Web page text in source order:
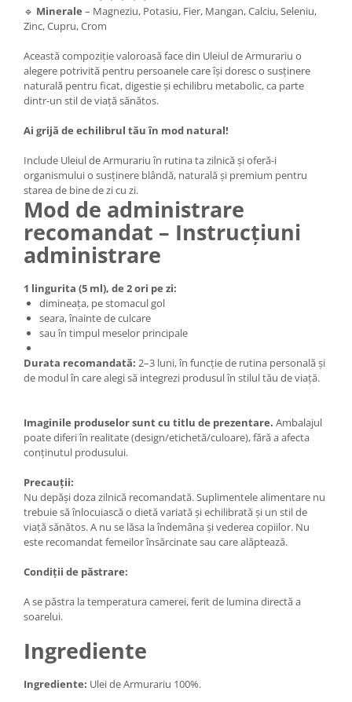
🔹 Minerale – Magneziu, Potasiu, Fier, Mangan, Calciu, Seleniu,
Zinc, Cupru, Crom
Această compoziție valoroasă face din Uleiul de Armurariu o
alegere potrivită pentru persoanele care își doresc o susținere
naturală pentru ficat, digestie și echilibru metabolic, ca parte
dintr-un stil de viață sănătos.
Ai grijă de echilibrul tău în mod natural!
Include Uleiul de Armurariu în rutina ta zilnică și oferă-i
organismului o susținere blândă, naturală și premium pentru
starea de bine de zi cu zi.
Mod de administrare
recomandat – Instrucțiuni
administrare
1 lingurita (5 ml), de 2 ori pe zi:
dimineața, pe stomacul gol
seara, înainte de culcare
sau în timpul meselor principale
Durata recomandată: 2–3 luni, în funcție de rutina personală și
de modul în care alegi să integrezi produsul în stilul tău de viață.
Imaginile produselor sunt cu titlu de prezentare. Ambalajul
poate diferi în realitate (design/etichetă/culoare), fără a afecta
conținutul produsului.
Precauții:
Nu depăși doza zilnică recomandată. Suplimentele alimentare nu
trebuie să înlocuiască o dietă variată și echilibrată și un stil de
viață sănătos. A nu se lăsa la îndemâna și vederea copiilor. Nu
este recomandat femeilor însărcinate sau care alăptează.
Condiții de păstrare:
A se păstra la temperatura camerei, ferit de lumina directă a
soarelui.
Ingrediente
Ingrediente: Ulei de Armurariu 100%.